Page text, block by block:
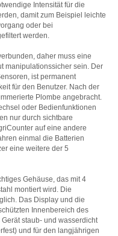
Intensität für die
damit zum Beispiel leichte
oder bei
werden.
daher muss eine
manipulationssicher sein. Der
ist permanent
für den Benutzer. Nach der
Plombe angebracht.
oder Bedienfunktionen
nur durch sichtbare
auf eine andere
einmal die Batterien
eine weitere der 5
Gehäuse, das mit 4
montiert wird. Die
Das Display und die
Innenbereich des
staub- und wasserdicht
und für den langjährigen